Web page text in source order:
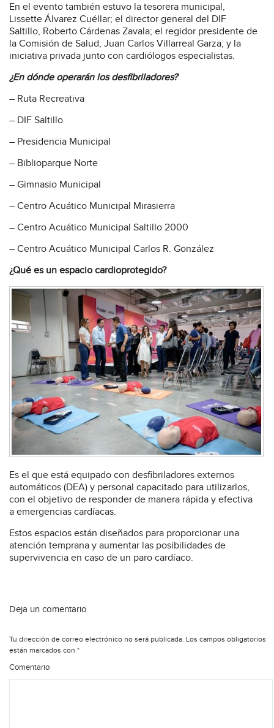
En el evento también estuvo la tesorera municipal,
Lissette Álvarez Cuéllar; el director general del DIF
Saltillo, Roberto Cárdenas Zavala; el regidor presidente de
la Comisión de Salud, Juan Carlos Villarreal Garza; y la
iniciativa privada junto con cardiólogos especialistas.
¿En dónde operarán los desfibriladores?
– Ruta Recreativa
– DIF Saltillo
– Presidencia Municipal
– Biblioparque Norte
– Gimnasio Municipal
– Centro Acuático Municipal Mirasierra
– Centro Acuático Municipal Saltillo 2000
– Centro Acuático Municipal Carlos R. González
¿Qué es un espacio cardioprotegido?
Es el que está equipado con desfibriladores externos
automáticos (DEA) y personal capacitado para utilizarlos,
con el objetivo de responder de manera rápida y efectiva
a emergencias cardíacas.
Estos espacios están diseñados para proporcionar una
atención temprana y aumentar las posibilidades de
supervivencia en caso de un paro cardíaco.
Deja un comentario
Tu dirección de correo electrónico no será publicada. Los campos obligatorios
están marcados con *
Comentario